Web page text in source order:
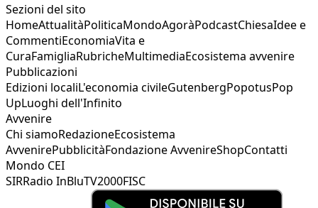
Sezioni del sito
HomeAttualitàPoliticaMondoAgoràPodcastChiesaIdee e
CommentiEconomiaVita e
CuraFamigliaRubricheMultimediaEcosistema avvenire
Pubblicazioni
Edizioni localiL'economia civileGutenbergPopotusPop
UpLuoghi dell'Infinito
Avvenire
Chi siamoRedazioneEcosistema
AvvenirePubblicitàFondazione AvvenireShopContatti
Mondo CEI
SIRRadio InBluTV2000FISC